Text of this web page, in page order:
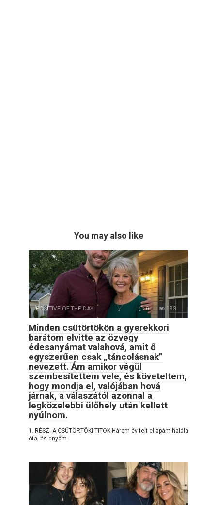
You may also like
POSITIVE OF THE DAY 0 133
Minden csütörtökön a gyerekkori
barátom elvitte az özvegy
édesanyámat valahová, amit ő
egyszerűen csak „táncolásnak”
nevezett. Ám amikor végül
szembesítettem vele, és követeltem,
hogy mondja el, valójában hová
járnak, a válaszától azonnal a
legközelebbi ülőhely után kellett
nyúlnom.
1. RÉSZ: A CSÜTÖRTÖKI TITOK Három év telt el apám halála
óta, és anyám